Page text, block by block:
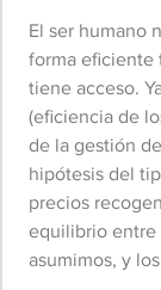
El ser humano
forma eficiente
tiene acceso.
(eficiencia de
de la gestión
hipótesis del
precios
equilibrio entre
asumimos, y